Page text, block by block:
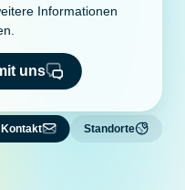
Informationen
uns
Kontakt Standorte